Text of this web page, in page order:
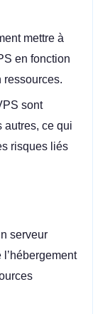
mettre à
en fonction
ressources.
sont
autres, ce qui
risques liés
serveur